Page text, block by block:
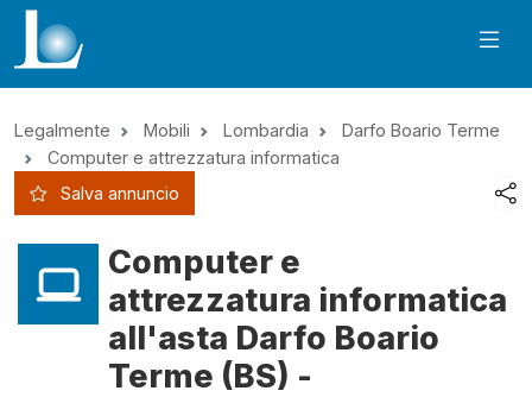
Legalmente Mobili Lombardia
Darfo Boario Terme
Computer e attrezzatura informatica
Salva annuncio
Computer e
attrezzatura informatica
all'asta Darfo Boario
Terme (BS) -